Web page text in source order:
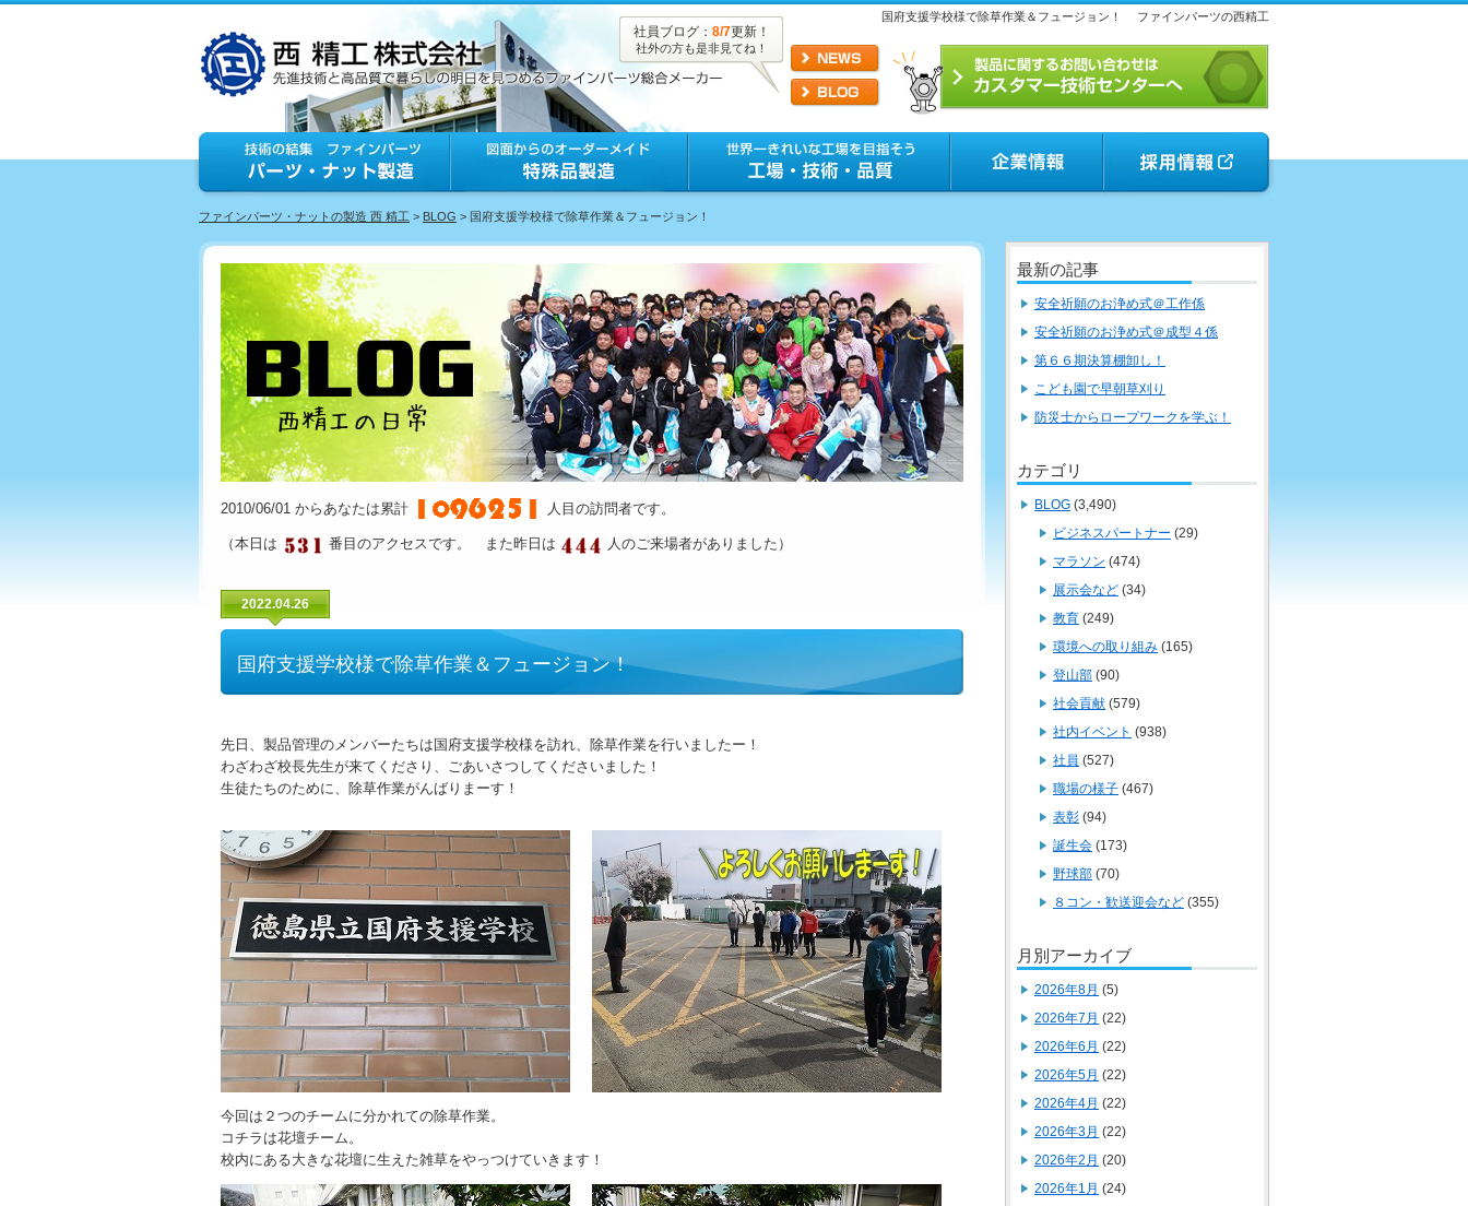
国府支援学校様で除草作業＆フュージョン！ ファインパーツの西精工
社員ブログ： 8/7更新！
社外の方も是非見てね！
ファインパーツ・ナットの製造 西 精工 > BLOG > 国府支援学校様で除草作業＆フュージョン！
2010/06/01 からあなたは累計 人目の訪問者です。
（本日は 番目のアクセスです。 また昨日は 人のご来場者がありました）
2022.04.26
国府支援学校様で除草作業＆フュージョン！
先日、製品管理のメンバーたちは国府支援学校様を訪れ、除草作業を行いましたー！
わざわざ校長先生が来てくださり、ごあいさつしてくださいました！
生徒たちのために、除草作業がんばりまーす！
今回は２つのチームに分かれての除草作業。
コチラは花壇チーム。
校内にある大きな花壇に生えた雑草をやっつけていきます！
最新の記事
安全祈願のお浄め式＠工作係
安全祈願のお浄め式＠成型４係
第６６期決算棚卸し！
こども園で早朝草刈り
防災士からロープワークを学ぶ！
カテゴリ
BLOG (3,490)
ビジネスパートナー (29)
マラソン (474)
展示会など (34)
教育 (249)
環境への取り組み (165)
登山部 (90)
社会貢献 (579)
社内イベント (938)
社員 (527)
職場の様子 (467)
表彰 (94)
誕生会 (173)
野球部 (70)
８コン・歓送迎会など (355)
月別アーカイブ
2026年8月 (5)
2026年7月 (22)
2026年6月 (22)
2026年5月 (22)
2026年4月 (22)
2026年3月 (22)
2026年2月 (20)
2026年1月 (24)